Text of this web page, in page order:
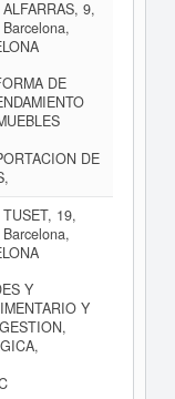
9,
DE
DE
19,
Y
Y